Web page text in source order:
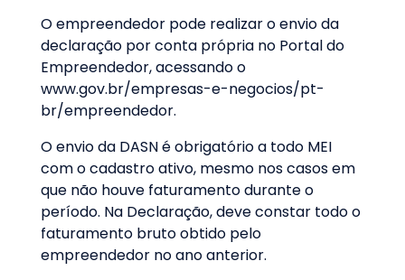
O empreendedor pode realizar o envio da
declaração por conta própria no Portal do
Empreendedor, acessando o
www.gov.br/empresas-e-negocios/pt-
br/empreendedor.
O envio da DASN é obrigatório a todo MEI
com o cadastro ativo, mesmo nos casos em
que não houve faturamento durante o
período. Na Declaração, deve constar todo o
faturamento bruto obtido pelo
empreendedor no ano anterior.